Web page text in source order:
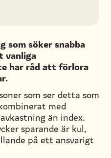
som söker snabba
vanliga
har råd att förlora
som ser detta som
med
än index.
sparande är kul,
på ett ansvarigt